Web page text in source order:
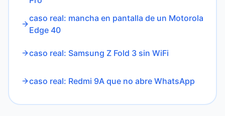
caso real: mancha en pantalla de un Motorola
Edge 40
caso real: Samsung Z Fold 3 sin WiFi
caso real: Redmi 9A que no abre WhatsApp